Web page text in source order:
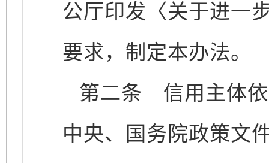
公厅印发〈关于进一
要求，制定本办法。
第二条 信用主体依
中央、国务院政策文